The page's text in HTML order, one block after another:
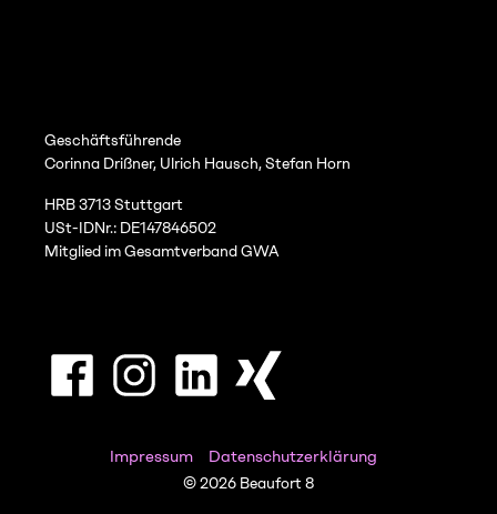
Geschäftsführende
Corinna Drißner, Ulrich Hausch, Stefan Horn
HRB 3713 Stuttgart
USt-IDNr.: DE147846502
Mitglied im Gesamtverband GWA
Impressum Datenschutzerklärung
© 2026 Beaufort 8